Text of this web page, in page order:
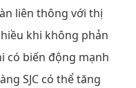
liên thông với thị
khi không phản
có biến động mạnh
SJC có thể tăng